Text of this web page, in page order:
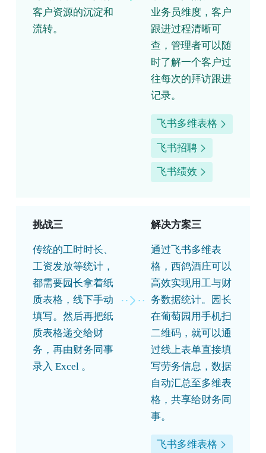
客户资源的沉淀和
流转。
业务员维度，客户
跟进过程清晰可
查，管理者可以随
时了解一个客户过
往每次的拜访跟进
记录。
飞书多维表格
飞书招聘
飞书绩效
挑战三
传统的工时时长、
工资发放等统计，
都需要园长拿着纸
质表格，线下手动
填写。然后再把纸
质表格递交给财
务，再由财务同事
录入 Excel 。
解决方案三
通过飞书多维表
格，西鸽酒庄可以
高效实现用工与财
务数据统计。园长
在葡萄园用手机扫
二维码，就可以通
过线上表单直接填
写劳务信息，数据
自动汇总至多维表
格，共享给财务同
事。
飞书多维表格